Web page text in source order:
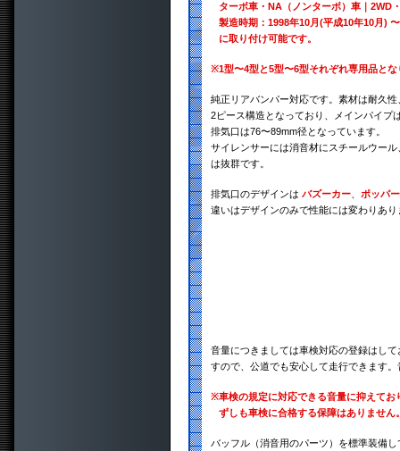
ターボ車・NA（ノンターボ）車｜2WD
製造時期：1998年10月(平成10年10月)
に取り付け可能です。
※1型〜4型と5型〜6型それぞれ専用品と
純正リアバンパー対応です。素材は耐久
2ピース構造となっており、メインパイプ
排気口は76〜89mm径となっています。
サイレンサーには消音材にスチールウー
は抜群です。
排気口のデザインは バズーカー
ポッパー
違いはデザインのみで性能には変わりあ
音量につきましては車検対応の登録はし
すので、公道でも安心して走行できます
※車検の規定に対応できる音量に抑えて
ずしも車検に合格する保障はありませ
バッフル（消音用のパーツ）を標準装備